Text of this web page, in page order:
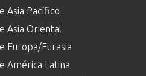
Asia Pacífico
Asia Oriental
Europa/Eurasia
América Latina